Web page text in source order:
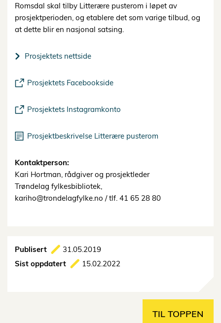
Romsdal skal tilby Litterære pusterom i løpet av
prosjektperioden, og etablere det som varige tilbud, og
at dette blir en nasjonal satsing.
Prosjektets nettside
Prosjektets Facebookside
Prosjektets Instagramkonto
Prosjektbeskrivelse Litterære pusterom
Kontaktperson:
Kari Hortman, rådgiver og prosjektleder
Trøndelag fylkesbibliotek,
kariho@trondelagfylke.no / tlf. 41 65 28 80
Publisert
31.05.2019
Sist oppdatert
15.02.2022
TIL TOPPEN